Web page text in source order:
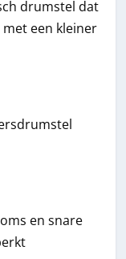
drumstel dat
een kleiner
en snare